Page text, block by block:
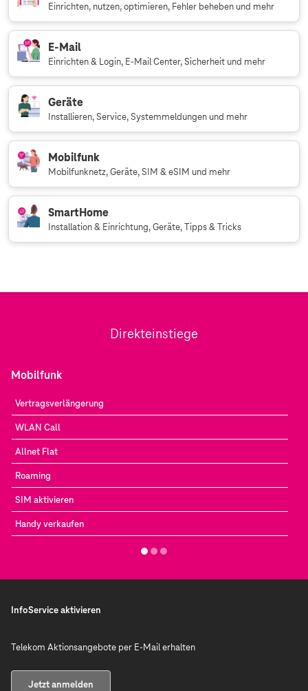
Einrichten, nutzen, optimieren, Fehler beheben und mehr
E-Mail
Einrichten & Login, E-Mail Center, Sicherheit und mehr
Geräte
Installieren, Service, Systemmeldungen und mehr
Mobilfunk
Mobilfunknetz, Geräte, SIM & eSIM und mehr
SmartHome
Installation & Einrichtung, Geräte, Tipps & Tricks
Direkteinstiege
Mobilfunk
Vertragsverlängerung
WLAN Call
Allnet Flat
Roaming
SIM aktivieren
Handy verkaufen
InfoService aktivieren
Telekom Aktionsangebote per E-Mail erhalten
Jetzt anmelden